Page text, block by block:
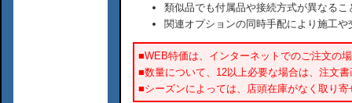
類似品でも付属品や接続方式が異なるこ
関連オプションの同時手配により施工
■WEB特価は、インターネットでのご注文の
■数量について、12以上必要な場合は、注文
■シーズンによっては、店頭在庫がなく取り